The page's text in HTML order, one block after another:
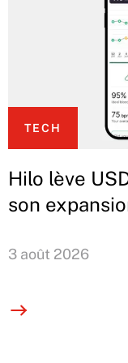
TECH
Hilo lève
son
3 août 2026